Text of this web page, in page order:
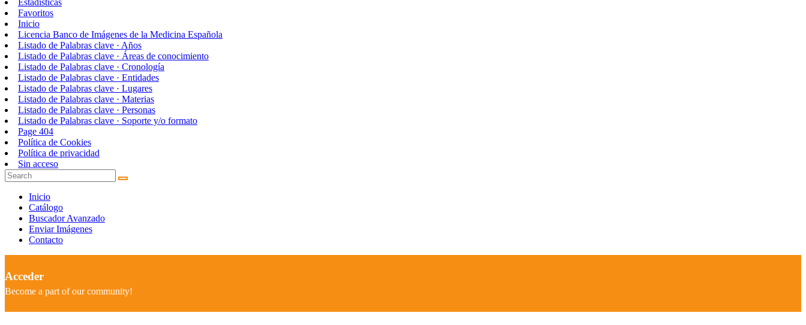
Favoritos
Inicio
Licencia Banco de Imágenes de la Medicina Española
Listado de Palabras clave · Años
Listado de Palabras clave · Áreas de conocimiento
Listado de Palabras clave · Cronología
Listado de Palabras clave · Entidades
Listado de Palabras clave · Lugares
Listado de Palabras clave · Materias
Listado de Palabras clave · Personas
Listado de Palabras clave · Soporte y/o formato
Page 404
Política de Cookies
Política de privacidad
Sin acceso
Inicio
Catálogo
Buscador Avanzado
Enviar Imágenes
Contacto
Acceder
Become a part of our community!